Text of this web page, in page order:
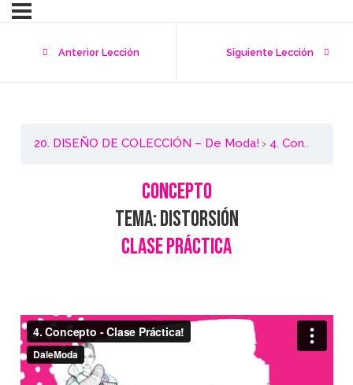
Anterior Lección Siguiente Lección
20. DISEÑO DE COLECCIÓN – De Moda! 4. Concepto – Clase Práctica
CONCEPTO
Tema: Distorsión
Clase Práctica